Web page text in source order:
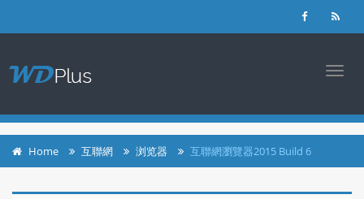
Home 互聯網 浏览器 互聯網瀏覽器2015 Build 6